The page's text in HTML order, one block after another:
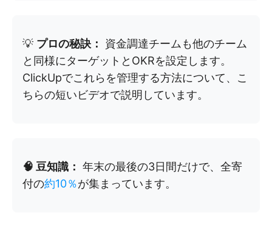
💡 プロの秘訣：
資金調達チームも他のチーム
と同様にターゲットとOKRを設定します。
ClickUpでこれらを管理する方法について、こ
ちらの短いビデオで説明しています。
🧠 豆知識： 年末の最後の3日間だけで、全寄
付の約10％が集まっています。